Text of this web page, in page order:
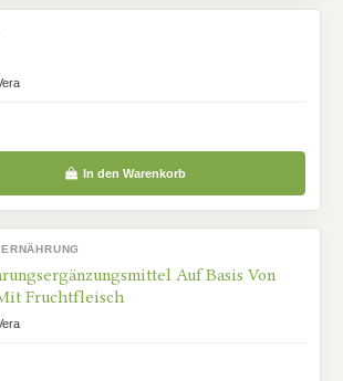
In den Warenkorb
Auf Basis Von
Fruchtfleisch